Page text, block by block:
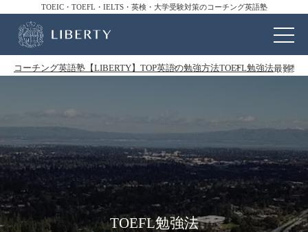
TOEIC・TOEFL・IELTS・英検・大学受験対策のコーチング英語塾
コーチング英語塾【LIBERTY】TOP英語の勉強方法TOEFL勉強法最難関
TOEFL勉強法